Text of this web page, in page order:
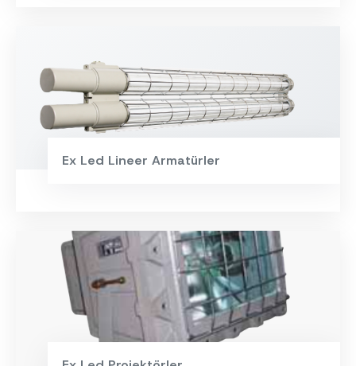
Ex Led Lineer Armatürler